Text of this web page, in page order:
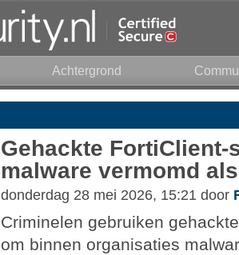
Achtergrond
Gehackte
malware vermomd
donderdag 28 mei 2026, 15:21 door
Criminelen gebruiken
om binnen organisaties